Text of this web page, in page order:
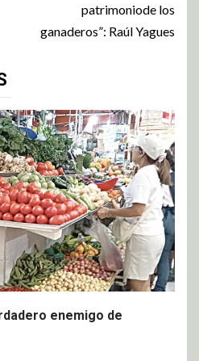
patrimoniode los
ganaderos”: Raúl Yagues
enemigo de